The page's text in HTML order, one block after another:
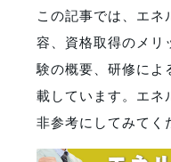
この記事では、エ
容、資格取得のメリ
験の概要、研修によ
載しています。エネ
非参考にしてみてく